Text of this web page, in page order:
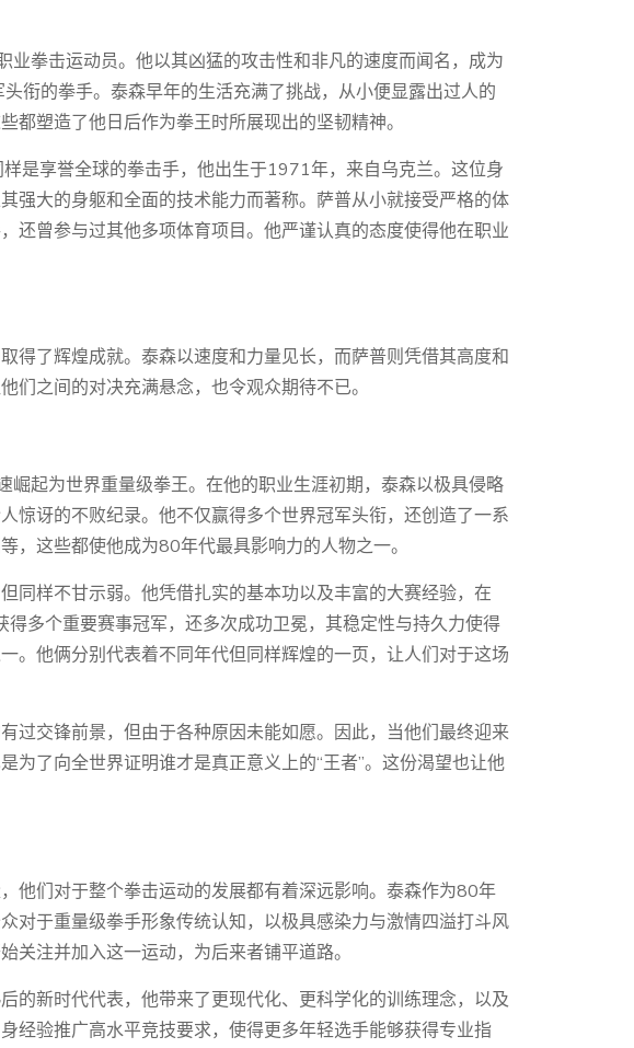
业拳击运动员。他以其凶猛的攻击性和非凡的速度而闻名，成为
衔的拳手。泰森早年的生活充满了挑战，从小便显露出过人的
都塑造了他日后作为拳王时所展现出的坚韧精神。
样是享誉全球的拳击手，他出生于1971年，来自乌克兰。这位身
强大的身躯和全面的技术能力而著称。萨普从小就接受严格的体
还曾参与过其他多项体育项目。他严谨认真的态度使得他在职业
得了辉煌成就。泰森以速度和力量见长，而萨普则凭借其高度和
们之间的对决充满悬念，也令观众期待不已。
崛起为世界重量级拳王。在他的职业生涯初期，泰森以极具侵略
惊讶的不败纪录。他不仅赢得多个世界冠军头衔，还创造了一系
，这些都使他成为80年代最具影响力的人物之一。
同样不甘示弱。他凭借扎实的基本功以及丰富的大赛经验，在
多个重要赛事冠军，还多次成功卫冕，其稳定性与持久力使得
。他俩分别代表着不同年代但同样辉煌的一页，让人们对于这场
过交锋前景，但由于各种原因未能如愿。因此，当他们最终迎来
为了向全世界证明谁才是真正意义上的“王者”。这份渴望也让他
他们对于整个拳击运动的发展都有着深远影响。泰森作为80年
对于重量级拳手形象传统认知，以极具感染力与激情四溢打斗风
关注并加入这一运动，为后来者铺平道路。
的新时代代表，他带来了更现代化、更科学化的训练理念，以及
经验推广高水平竞技要求，使得更多年轻选手能够获得专业指